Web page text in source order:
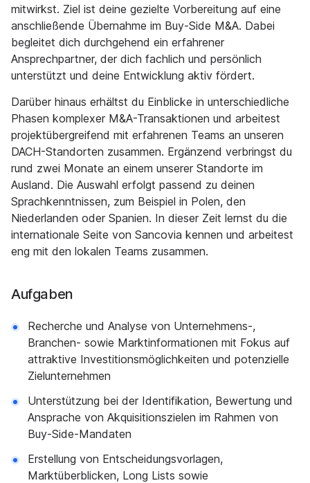
mitwirkst. Ziel ist deine gezielte Vorbereitung auf eine
anschließende Übernahme im Buy-Side M&A. Dabei
begleitet dich durchgehend ein erfahrener
Ansprechpartner, der dich fachlich und persönlich
unterstützt und deine Entwicklung aktiv fördert.
Darüber hinaus erhältst du Einblicke in unterschiedliche
Phasen komplexer M&A-Transaktionen und arbeitest
projektübergreifend mit erfahrenen Teams an unseren
DACH-Standorten zusammen. Ergänzend verbringst du
rund zwei Monate an einem unserer Standorte im
Ausland. Die Auswahl erfolgt passend zu deinen
Sprachkenntnissen, zum Beispiel in Polen, den
Niederlanden oder Spanien. In dieser Zeit lernst du die
internationale Seite von Sancovia kennen und arbeitest
eng mit den lokalen Teams zusammen.
Aufgaben
Recherche und Analyse von Unternehmens-,
Branchen- sowie Marktinformationen mit Fokus auf
attraktive Investitionsmöglichkeiten und potenzielle
Zielunternehmen
Unterstützung bei der Identifikation, Bewertung und
Ansprache von Akquisitionszielen im Rahmen von
Buy-Side-Mandaten
Erstellung von Entscheidungsvorlagen,
Marktüberblicken, Long Lists sowie